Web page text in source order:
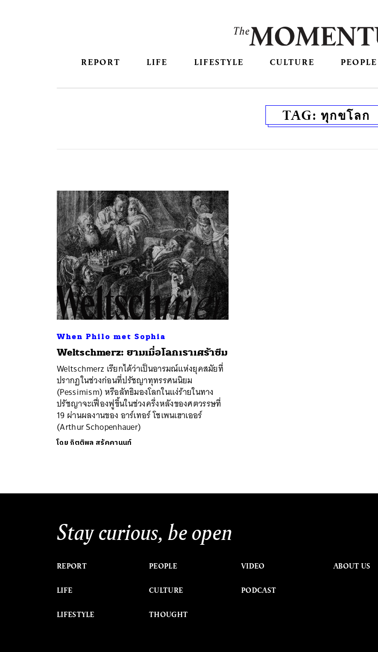
REPORT LIFE LIFESTYLE CULTURE PEOPLE
TAG: ทุกขโลก
When Philo met Sophia
Weltschmerz: ยามเมื่อโลกเราเศร้าซึม
Weltschmerz เรียกได้ว่าเป็นอารมณ์แห่งยุคสมัยที่
ปรากฏในช่วงก่อนที่ปรัชญาทุทรรศนนิยม
(Pessimism) หรือลัทธิมองโลกในแง่ร้ายในทาง
ปรัชญาจะเฟื่องฟูขึ้นในช่วงครึ่งหลังของศตวรรษที่
19 ผ่านผลงานของ อาร์เทอร์ โชเพนเฮาเออร์
(Arthur Schopenhauer)
โดย กิตติพล สรัคคานนท์
Stay curious, be open
REPORT
LIFE
LIFESTYLE
PEOPLE
CULTURE
THOUGHT
VIDEO
PODCAST
ABOUT US
ค้นหา